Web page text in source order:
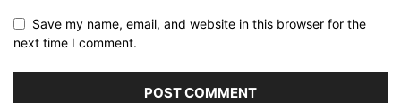
Save my name, email, and website in this browser for the
next time I comment.